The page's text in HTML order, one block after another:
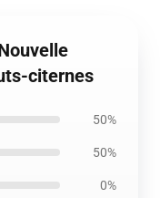
citernes
50%
50%
0%